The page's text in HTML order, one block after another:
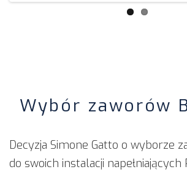
Wybór zaworów
Decyzja Simone Gatto o wyborze
do swoich instalacji napełniających